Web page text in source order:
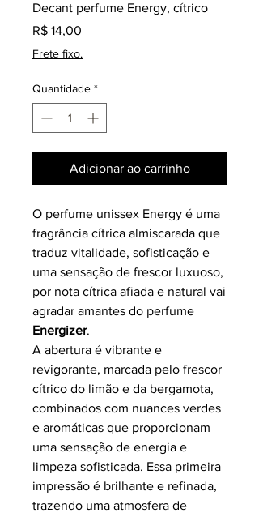
Decant perfume Energy, cítrico
R$ 14,00
Frete fixo.
Quantidade *
Adicionar ao carrinho
O perfume unissex Energy é uma
fragrância cítrica almiscarada que
traduz vitalidade, sofisticação e
uma sensação de frescor luxuoso,
por nota cítrica afiada e natural vai
agradar amantes do perfume
Energizer.
A abertura é vibrante e
revigorante, marcada pelo frescor
cítrico do limão e da bergamota,
combinados com nuances verdes
e aromáticas que proporcionam
uma sensação de energia e
limpeza sofisticada. Essa primeira
impressão é brilhante e refinada,
trazendo uma atmosfera de